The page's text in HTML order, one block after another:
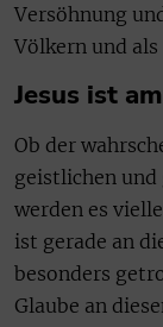
Versöhnung
Völkern und
Jesus ist
Ob der
geistlichen und
werden es
ist gerade an
besonders
Glaube an